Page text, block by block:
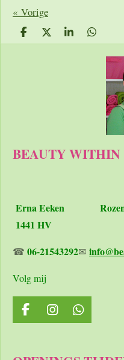
« Vorige
D
e
D
e
S
h
D
e
BEAUTY WITHIN
Erna Eeken
1441 HV
☎ 06-21543292✉
Volg mij
F
a
I
n
W
h